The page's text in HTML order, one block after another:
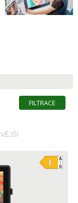
FILTRACE